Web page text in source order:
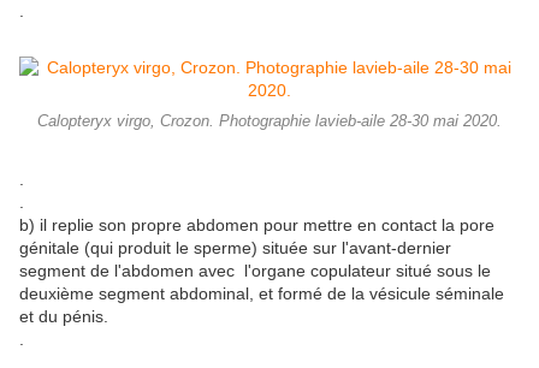
Calopteryx virgo, Crozon. Photographie lavieb-aile 28-30 mai 2020.
b) il replie son propre abdomen pour mettre en contact la pore
génitale (qui produit le sperme) située sur l'avant-dernier
segment de l'abdomen avec l'organe copulateur situé sous le
deuxième segment abdominal, et formé de la vésicule séminale
et du pénis.